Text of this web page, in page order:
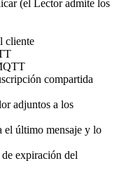
(el Lector admite los
cliente
compartida
adjuntos a los
el último mensaje y lo
expiración del